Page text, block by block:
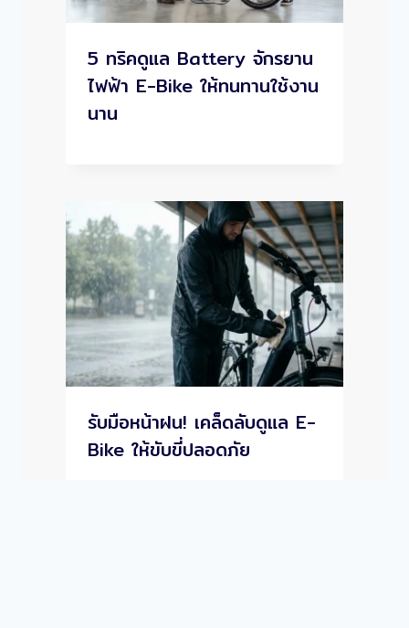
5 ทริคดูแล Battery จักรยาน
ไฟฟ้า E-Bike ให้ทนทานใช้งาน
นาน
รับมือหน้าฝน! เคล็ดลับดูแล E-
Bike ให้ขับขี่ปลอดภัย